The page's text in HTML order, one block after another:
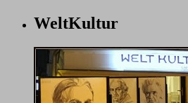
WeltKultur